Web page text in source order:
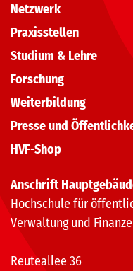
Netzwerk
Praxisstellen
Studium & Lehre
Forschung
Weiterbildung
Presse und
HVF-Shop
Anschrift
Hochschule für
Verwaltung und
Reuteallee 36